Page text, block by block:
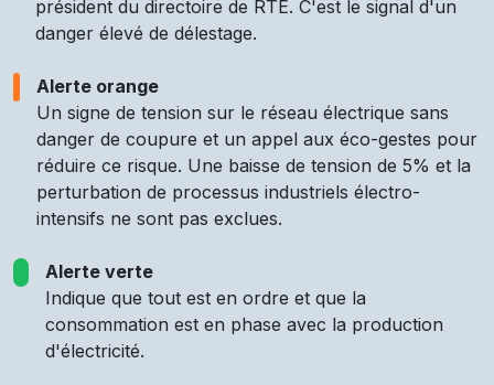
président du directoire de RTE. C'est le signal d'un
danger élevé de délestage.
Alerte orange
Un signe de tension sur le réseau électrique sans
danger de coupure et un appel aux éco-gestes pour
réduire ce risque. Une baisse de tension de 5% et la
perturbation de processus industriels électro-
intensifs ne sont pas exclues.
Alerte verte
Indique que tout est en ordre et que la
consommation est en phase avec la production
d'électricité.